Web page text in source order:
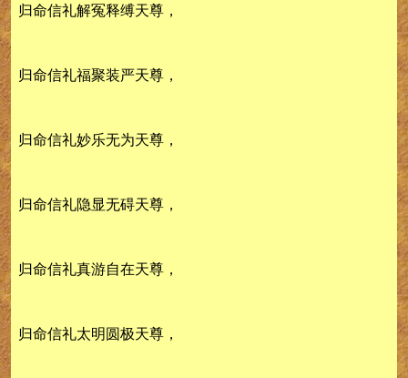
归命信礼解冤释缚天尊，
归命信礼福聚装严天尊，
归命信礼妙乐无为天尊，
归命信礼隐显无碍天尊，
归命信礼真游自在天尊，
归命信礼太明圆极天尊，